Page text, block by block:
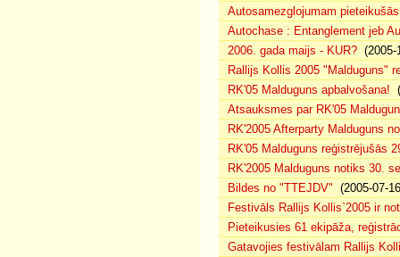
Autosamezglojumam
Autochase : Entanglement jeb
2006. gada maijs - KUR? (2005-
Rallijs Kollis 2005 "Malduguns"
RK'05 Malduguns apbalvošana!
Atsauksmes par RK'05
RK'2005 Afterparty Malduguns
RK'05 Malduguns reģistrējušās
RK'2005 Malduguns notiks 30.
Bildes no "TTEJDV" (2005-07-
Festivāls Rallijs Kollis`2005 ir
Pieteikusies 61 ekipāža,
Gatavojies festivālam Rallijs